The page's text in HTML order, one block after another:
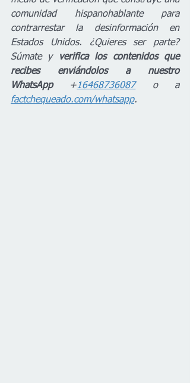
comunidad hispanohablante para
contrarrestar la desinformación en
Estados Unidos. ¿Quieres ser parte?
Súmate y
verifica los contenidos que
recibes enviándolos a nuestro
WhatsApp +16468736087
o a
factchequeado.com/whatsapp.